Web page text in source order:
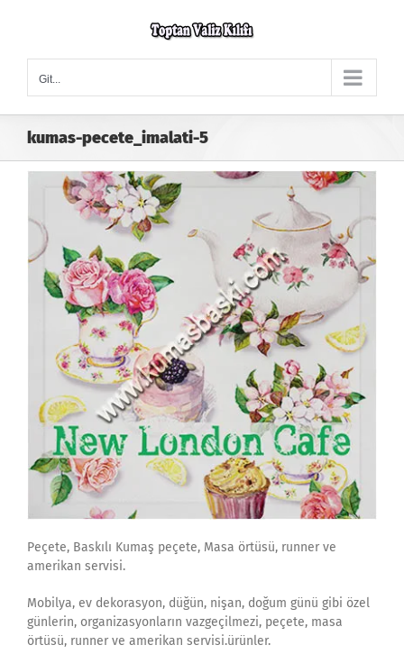
Git...
kumas-pecete_imalati-5
Peçete, Baskılı Kumaş peçete, Masa örtüsü, runner ve
amerikan servisi.
Mobilya, ev dekorasyon, düğün, nişan, doğum günü gibi özel
günlerin, organizasyonların vazgeçilmezi, peçete, masa
örtüsü, runner ve amerikan servisi.ürünler.